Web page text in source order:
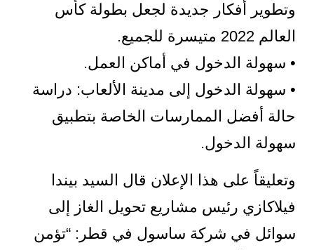
وتطوير أفكار جديدة لجعل بطولة كأس
العالم 2022 متيسرة للجميع.
• سهولة الدخول في أماكن العمل.
• سهولة الدخول إلى مدينة الألعاب: دراسة
حالة أفضل الممارسات الخاصة بتطبيق
سهولة الدخول.
وتعليقاً على هذا الإعلان قال السيد بيندا
فيلاكازي رئيس مشاريع تحويل الغاز إلى
سوائل في شركة ساسول في قطر: “تؤمن